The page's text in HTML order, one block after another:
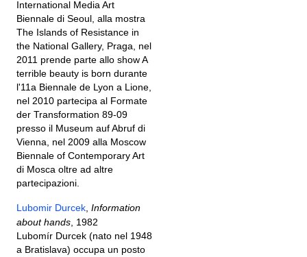
International Media Art
Biennale di Seoul, alla mostra
The Islands of Resistance in
the National Gallery, Praga, nel
2011 prende parte allo show A
terrible beauty is born durante
l'11a Biennale de Lyon a Lione,
nel 2010 partecipa al Formate
der Transformation 89-09
presso il Museum auf Abruf di
Vienna, nel 2009 alla Moscow
Biennale of Contemporary Art
di Mosca oltre ad altre
partecipazioni.
Lubomir Durcek Information
about hands , 1982
Lubomír Durcek (nato nel 1948
a Bratislava) occupa un posto